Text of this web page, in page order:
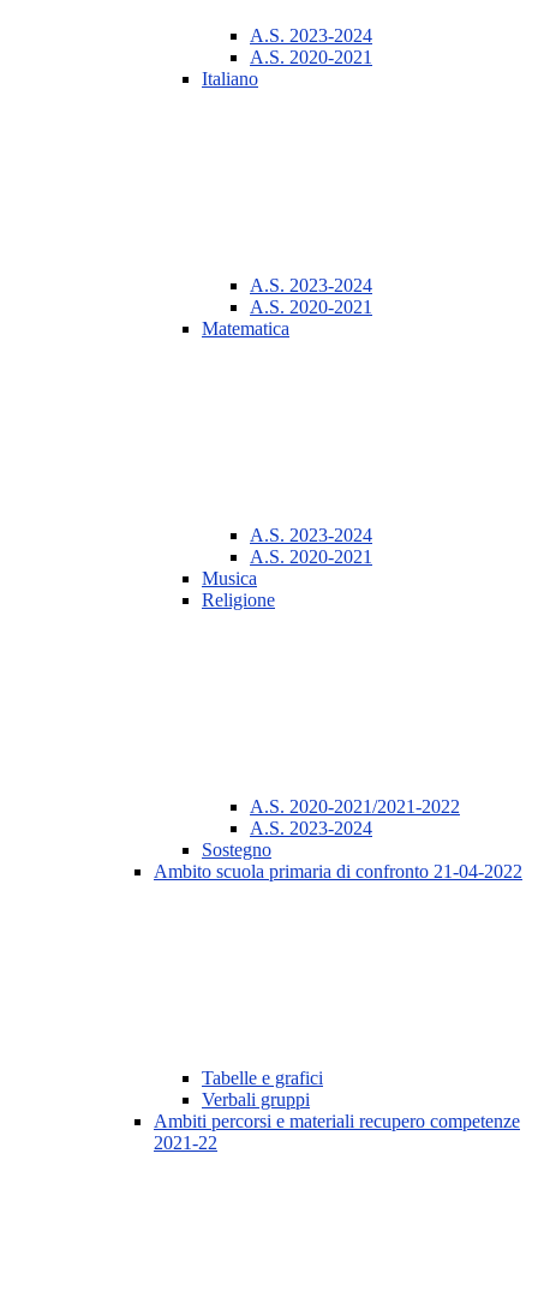
A.S. 2023-2024
A.S. 2020-2021
Italiano
A.S. 2023-2024
A.S. 2020-2021
Matematica
A.S. 2023-2024
A.S. 2020-2021
Musica
Religione
A.S. 2020-2021/2021-2022
A.S. 2023-2024
Sostegno
Ambito scuola primaria di confronto 21-04-2022
Tabelle e grafici
Verbali gruppi
Ambiti percorsi e materiali recupero competenze
2021-22